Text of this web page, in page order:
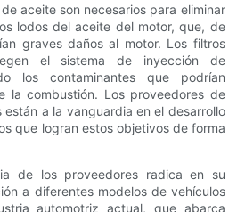
aceite son necesarios para eliminar
lodos del aceite del motor, que, de
graves daños al motor. Los filtros
el sistema de inyección de
los contaminantes que podrían
la combustión. Los proveedores de
a la vanguardia en el desarrollo
que logran estos objetivos de forma
de los proveedores radica en su
a diferentes modelos de vehículos
automotriz actual, que abarca